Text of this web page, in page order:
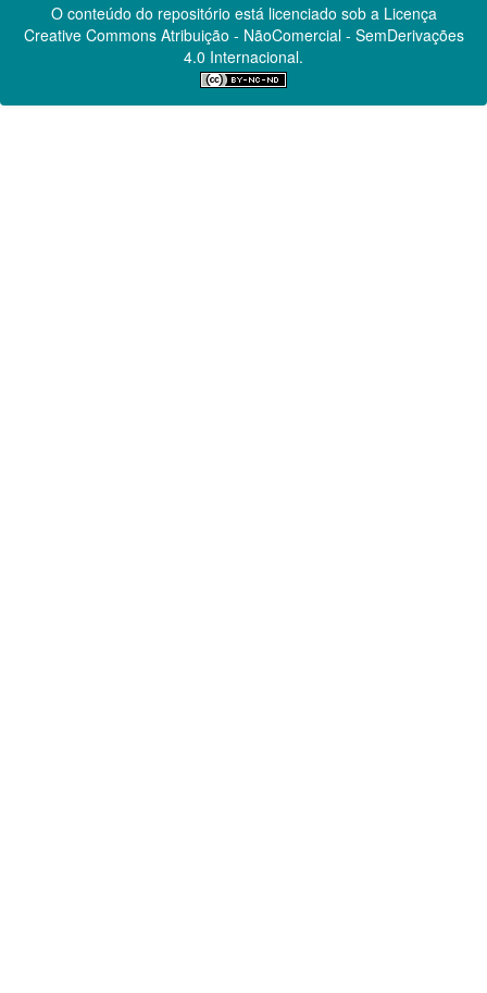
O conteúdo do repositório está licenciado sob a Licença
Creative CommonsAtribuição - NãoComercial - SemDerivações
4.0 Internacional.